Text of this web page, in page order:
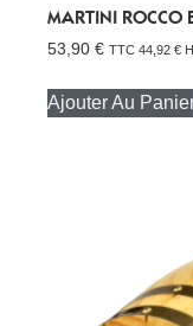
MARTINI ROCCO
53,90 € TTC 44,92 €
Ajouter Au